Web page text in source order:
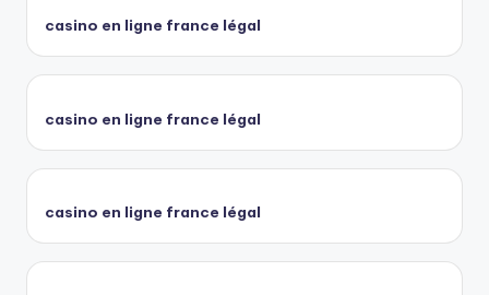
casino en ligne france légal
casino en ligne france légal
casino en ligne france légal